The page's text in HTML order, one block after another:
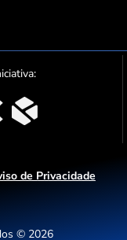
de Privacidade
© 2026